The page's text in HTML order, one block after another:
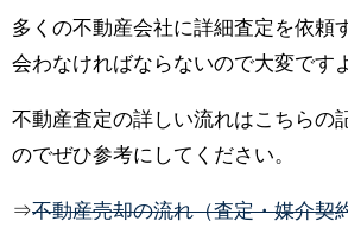
多くの不動産会社に詳細査定を依頼
会わなければならないので大変です
不動産査定の詳しい流れはこちらの
のでぜひ参考にしてください。
⇒不動産売却の流れ（査定・媒介契